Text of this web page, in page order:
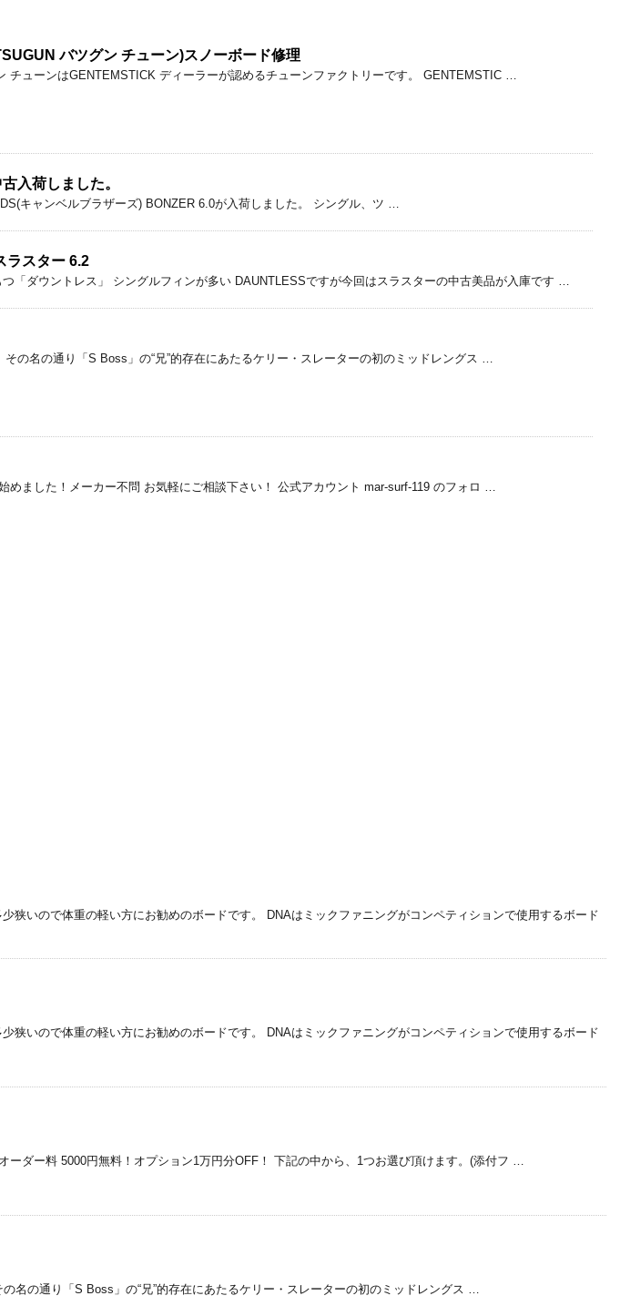
バツグン チューン)スノーボード修理
チューンはGENTEMSTICK ディーラーが認めるチューンファクトリーです。 GENTEMSTIC …
入荷しました。
キャンベルブラザーズ) BONZER 6.0が入荷しました。 シングル、ツ …
ラスター 6.2
「ダウントレス」 シングルフィンが多い DAUNTLESSですが今回はスラスターの中古美品が入庫です …
の名の通り「S Boss」の“兄”的存在にあたるケリー・スレーターの初のミッドレングス …
ました！メーカー不問 お気軽にご相談下さい！ 公式アカウント mar-surf-119 のフォロ …
狭いので体重の軽い方にお勧めのボードです。 DNAはミックファニングがコンペティションで使用するボード
狭いので体重の軽い方にお勧めのボードです。 DNAはミックファニングがコンペティションで使用するボード
ダー料 5000円無料！オプション1万円分OFF！ 下記の中から、1つお選び頂けます。(添付フ …
名の通り「S Boss」の“兄”的存在にあたるケリー・スレーターの初のミッドレングス …